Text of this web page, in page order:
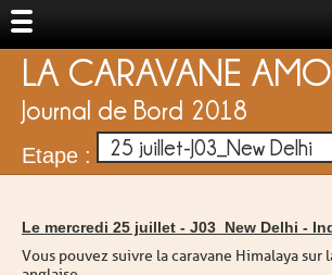
LA CARAVANE
Journal de Bord 2018
Etape : 25 juillet-J03_New Delhi
Le mercredi 25 juillet - J03_New Delhi -
Vous pouvez suivre la caravane Himalaya sur